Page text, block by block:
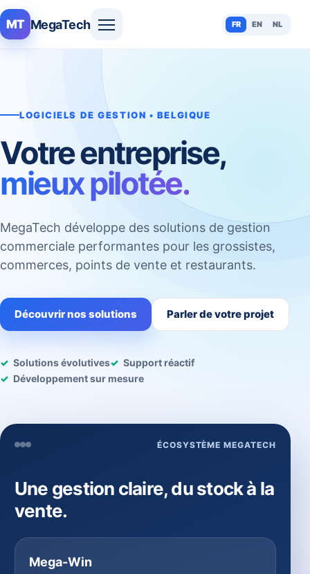
MT MegaTech FR EN NL
LOGICIELS DE GESTION • BELGIQUE
Votre entreprise,
mieux pilotée.
MegaTech développe des solutions de gestion
commerciale performantes pour les grossistes,
commerces, points de vente et restaurants.
Découvrir nos solutions Parler de votre projet
Solutions évolutives
Support réactif
Développement sur mesure
ÉCOSYSTÈME MEGATECH
Une gestion claire, du stock à la
vente.
Mega-Win